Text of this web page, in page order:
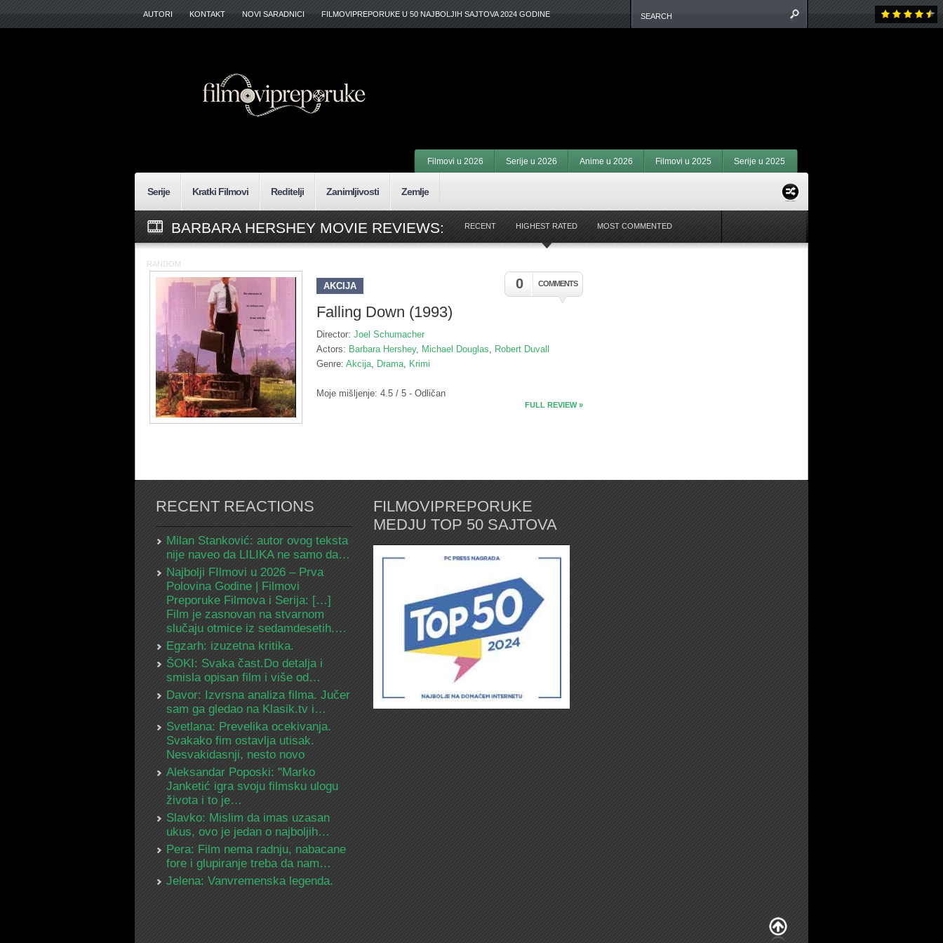
AUTORI KONTAKT NOVI SARADNICI FILMOVIPREPORUKE U 50 NAJBOLJIH SAJTOVA 2024 GODINE
Filmovi u 2026 Serije u 2026 Anime u 2026 Filmovi u 2025 Serije u 2025
Serije Kratki Filmovi Reditelji Zanimljivosti Zemlje
BARBARA HERSHEY MOVIE REVIEWS: RECENT HIGHEST RATED MOST COMMENTED
RANDOM
0 COMMENTS
AKCIJA
Falling Down (1993)
Director: Joel Schumacher
Actors: Barbara Hershey, Michael Douglas, Robert Duvall
Genre: Akcija, Drama, Krimi
Moje mišljenje: 4.5 / 5 - Odličan
FULL REVIEW »
RECENT REACTIONS
Milan Stanković: autor ovog teksta
nije naveo da LILIKA ne samo da…
Najbolji FIlmovi u 2026 – Prva
Polovina Godine | Filmovi
Preporuke Filmova i Serija: […]
Film je zasnovan na stvarnom
slučaju otmice iz sedamdesetih.…
Egzarh: izuzetna kritika.
ŠOKI: Svaka čast.Do detalja i
smisla opisan film i više od…
Davor: Izvrsna analiza filma. Jučer
sam ga gledao na Klasik.tv i…
Svetlana: Prevelika ocekivanja.
Svakako fim ostavlja utisak.
Nesvakidasnji, nesto novo
Aleksandar Poposki: "Marko
Janketić igra svoju filmsku ulogu
života i to je…
Slavko: Mislim da imas uzasan
ukus, ovo je jedan o najboljih…
Pera: Film nema radnju, nabacane
fore i glupiranje treba da nam…
Jelena: Vanvremenska legenda.
FILMOVIPREPORUKE
MEDJU TOP 50 SAJTOVA